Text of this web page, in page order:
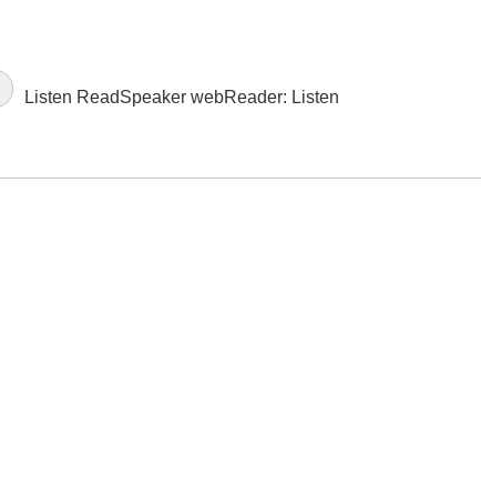
Listen ReadSpeaker webReader: Listen